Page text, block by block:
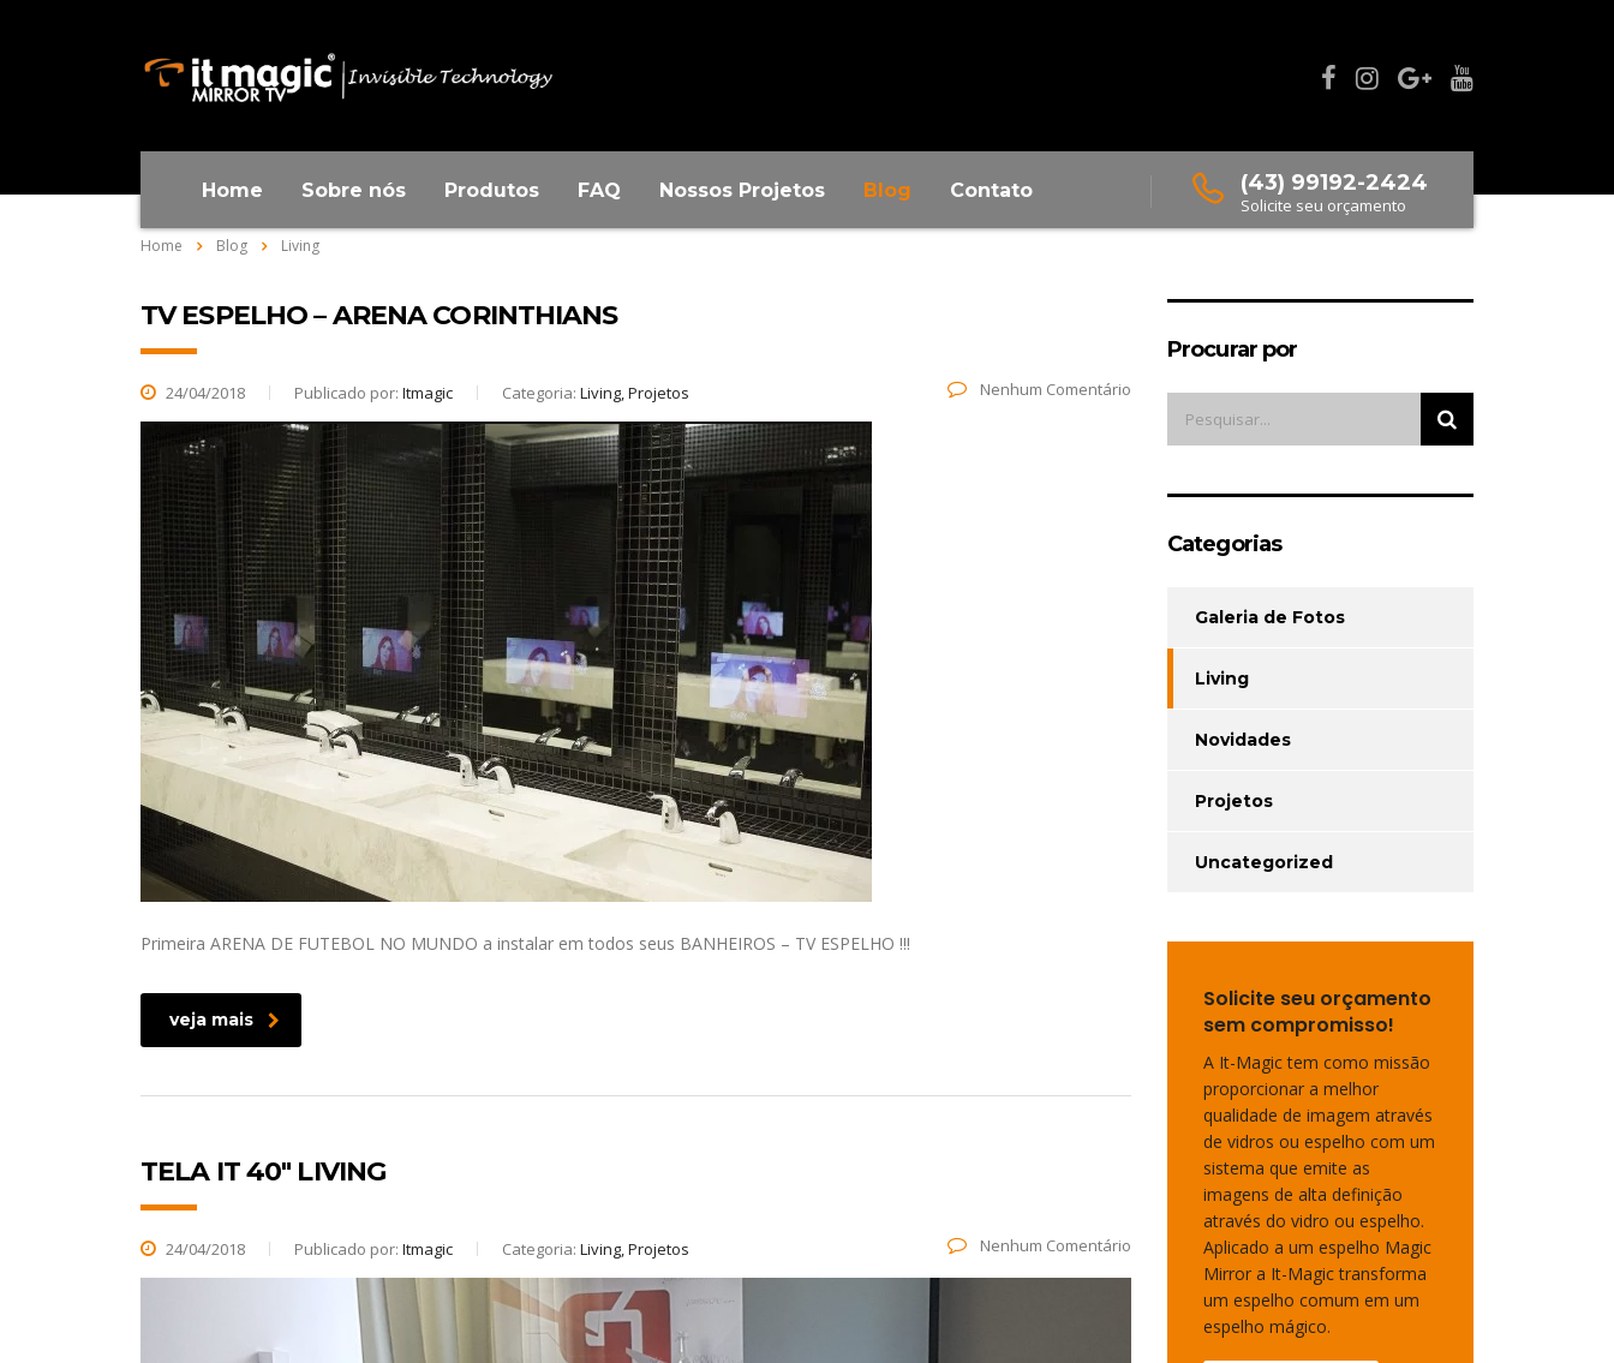
Home Sobre nós Produtos FAQ Nossos Projetos Blog Contato (43) 99192-2424
Solicite seu orçamento
Home Blog Living
TV ESPELHO – ARENA CORINTHIANS
24/04/2018 Publicado por: Itmagic Categoria: Living, Projetos Nenhum Comentário
Primeira ARENA DE FUTEBOL NO MUNDO a instalar em todos seus BANHEIROS – TV ESPELHO !!!
veja mais
TELA IT 40″ LIVING
24/04/2018 Publicado por: Itmagic Categoria: Living, Projetos Nenhum Comentário
Procurar por
Categorias
Galeria de Fotos
Living
Novidades
Projetos
Uncategorized
Solicite seu orçamento
sem compromisso!
A It-Magic tem como missão
proporcionar a melhor
qualidade de imagem através
de vidros ou espelho com um
sistema que emite as
imagens de alta definição
através do vidro ou espelho.
Aplicado a um espelho Magic
Mirror a It-Magic transforma
um espelho comum em um
espelho mágico.